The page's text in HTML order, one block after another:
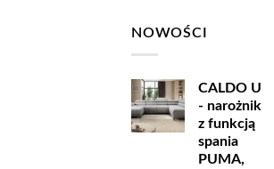
NOWOŚCI
CALDO U
- narożnik
z funkcją
spania
PUMA,